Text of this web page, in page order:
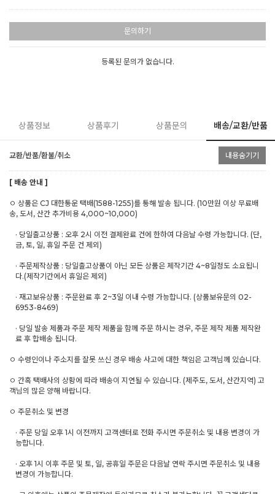
문의하기
등록된 문의가 없습니다.
상품정보 상품후기 상품문의 배송/교환/반품
교환/반품/환불/취소 내용숨기기
[ 배송 안내 ]
ㅇ 상품은 CJ 대한통운 택배(1588-1255)를 통해 발송 됩니다. (10만원 이상 무료배
송, 도서, 산간 추가비용 4,000~10,000)
· 당일출고상품 : 오후 2시 이전 결제완료 건에 한하여 다음날 수령 가능합니다. (단,
금, 토, 일, 휴일 주문 건 제외)
· 주문제작상품 : 당일출고상품이 아닌 모든 상품은 제작기간 4~8일정도 소요됩니
다.(제작기간에서 휴일은 제외)
· 재고보유상품 : 주문완료 후 2~3일 이내 수령 가능합니다. (상품보유문의 02-
6953-8469)
· 당일 발송 제품과 주문 제작 제품을 함께 주문 하시는 경우, 주문 제작 제품 제작완
료 후 합배송 됩니다.
ㅇ 수령인이나 주소지를 잘못 쓰신 경우 배송 사고에 대한 책임은 고객님께 있습니다.
ㅇ 간혹 택배사의 상황에 따라 배송이 지연될 수 있습니다. (제주도, 도서, 산간지역) 고
객님의 많은 양해 바랍니다.
ㅇ 주문취소 및 변경
· 주문 당일 오후 1시 이전까지 고객센터로 전화 주시면 주문취소 및 내용 변경이 가
능합니다.
· 오후 1시 이후 주문 및 토, 일, 공휴일 주문은 다음날 연락 주시면 주문취소 및 내용
변경이 가능합니다.